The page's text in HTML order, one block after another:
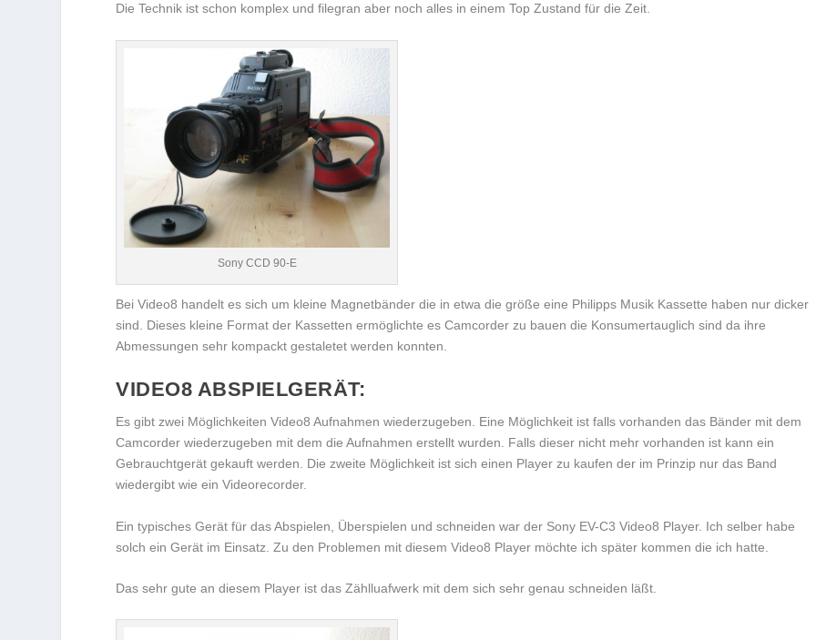
Die Technik ist schon komplex und filegran aber noch alles in einem Top Zustand für die Zeit.
Sony CCD 90-E
Bei Video8 handelt es sich um kleine Magnetbänder die in etwa die größe eine Philipps Musik Kassette haben nur dicker
sind. Dieses kleine Format der Kassetten ermöglichte es Camcorder zu bauen die Konsumertauglich sind da ihre
Abmessungen sehr kompackt gestaletet werden konnten.
VIDEO8 ABSPIELGERÄT:
Es gibt zwei Möglichkeiten Video8 Aufnahmen wiederzugeben. Eine Möglichkeit ist falls vorhanden das Bänder mit dem
Camcorder wiederzugeben mit dem die Aufnahmen erstellt wurden. Falls dieser nicht mehr vorhanden ist kann ein
Gebrauchtgerät gekauft werden. Die zweite Möglichkeit ist sich einen Player zu kaufen der im Prinzip nur das Band
wiedergibt wie ein Videorecorder.
Ein typisches Gerät für das Abspielen, Überspielen und schneiden war der Sony EV-C3 Video8 Player. Ich selber habe
solch ein Gerät im Einsatz. Zu den Problemen mit diesem Video8 Player möchte ich später kommen die ich hatte.
Das sehr gute an diesem Player ist das Zählluafwerk mit dem sich sehr genau schneiden läßt.